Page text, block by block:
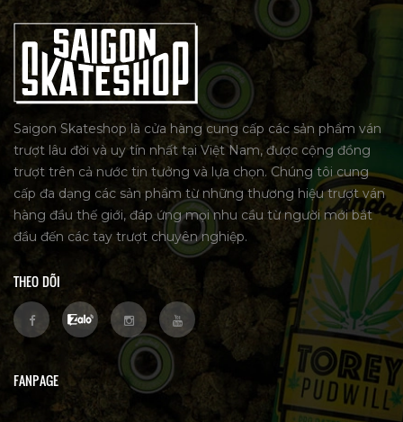
Saigon Skateshop là cửa hàng cung cấp các sản phẩm ván
trượt lâu đời và uy tín nhất tại Việt Nam, được cộng đồng
trượt trên cả nước tin tưởng và lựa chọn. Chúng tôi cung
cấp đa dạng các sản phẩm từ những thương hiệu trượt ván
hàng đầu thế giới, đáp ứng mọi nhu cầu từ người mới bắt
đầu đến các tay trượt chuyên nghiệp.
THEO DÕI
FANPAGE